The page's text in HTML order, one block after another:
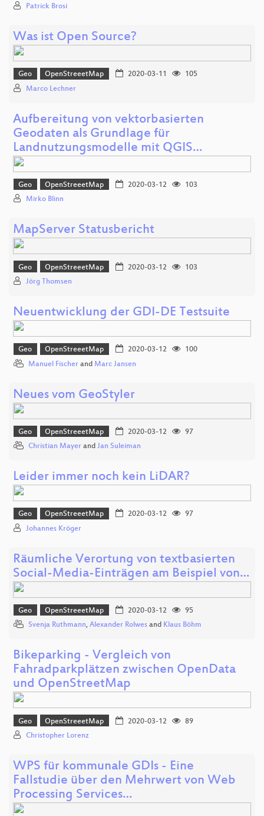
Patrick Brosi
Was ist Open Source?
Geo OpenStreeetMap 2020-03-11
105
Marco Lechner
Aufbereitung von vektorbasierten
Geodaten als Grundlage für
Landnutzungsmodelle mit QGIS…
Geo OpenStreeetMap 2020-03-12
103
Mirko Blinn
MapServer Statusbericht
Geo OpenStreeetMap 2020-03-12
103
Jörg Thomsen
Neuentwicklung der GDI-DE Testsuite
Geo OpenStreeetMap 2020-03-12
100
Manuel Fischer and Marc Jansen
Neues vom GeoStyler
Geo OpenStreeetMap 2020-03-12
97
Christian Mayer and Jan Suleiman
Leider immer noch kein LiDAR?
Geo OpenStreeetMap 2020-03-12
97
Johannes Kröger
Räumliche Verortung von textbasierten
Social-Media-Einträgen am Beispiel von…
Geo OpenStreeetMap 2020-03-12
95
Svenja Ruthmann, Alexander Rolwes and Klaus Böhm
Bikeparking - Vergleich von
Fahradparkplätzen zwischen OpenData
und OpenStreetMap
Geo OpenStreeetMap 2020-03-12
89
Christopher Lorenz
WPS für kommunale GDIs - Eine
Fallstudie über den Mehrwert von Web
Processing Services…